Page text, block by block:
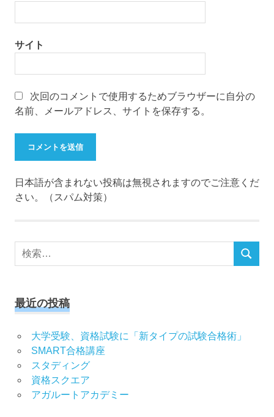
サイト
次回のコメントで使用するためブラウザーに自分の
名前、メールアドレス、サイトを保存する。
日本語が含まれない投稿は無視されますのでご注意くだ
さい。（スパム対策）
検
検
最近の投稿
大学受験、資格試験に「新タイプの試験合格術」
SMART合格講座
スタディング
資格スクエア
アガルートアカデミー